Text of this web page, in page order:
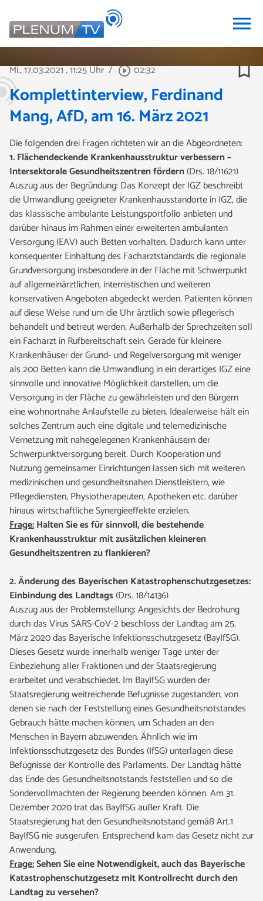
menu
Mi., 17.03.2021, 11:25 Uhr / play_circle_outline02:32 bookmark_border
Komplettinterview, Ferdinand
Mang, AfD, am 16. März 2021
Die folgenden drei Fragen richteten wir an die Abgeordneten:
1. Flächendeckende Krankenhausstruktur verbessern –
Intersektorale Gesundheitszentren fördern(Drs. 18/11621)
Auszug aus der Begründung: Das Konzept der IGZ beschreibt
die Umwandlung geeigneter Krankenhausstandorte in IGZ, die
das klassische ambulante Leistungsportfolio anbieten und
darüber hinaus im Rahmen einer erweiterten ambulanten
Versorgung (EAV) auch Betten vorhalten. Dadurch kann unter
konsequenter Einhaltung des Facharztstandards die regionale
Grundversorgung insbesondere in der Fläche mit Schwerpunkt
auf allgemeinärztlichen, internistischen und weiteren
konservativen Angeboten abgedeckt werden. Patienten können
auf diese Weise rund um die Uhr ärztlich sowie pflegerisch
behandelt und betreut werden. Außerhalb der Sprechzeiten soll
ein Facharzt in Rufbereitschaft sein. Gerade für kleinere
Krankenhäuser der Grund- und Regelversorgung mit weniger
als 200 Betten kann die Umwandlung in ein derartiges IGZ eine
sinnvolle und innovative Möglichkeit darstellen, um die
Versorgung in der Fläche zu gewährleisten und den Bürgern
eine wohnortnahe Anlaufstelle zu bieten. Idealerweise hält ein
solches Zentrum auch eine digitale und telemedizinische
Vernetzung mit nahegelegenen Krankenhäusern der
Schwerpunktversorgung bereit. Durch Kooperation und
Nutzung gemeinsamer Einrichtungen lassen sich mit weiteren
medizinischen und gesundheitsnahen Dienstleistern, wie
Pflegediensten, Physiotherapeuten, Apotheken etc. darüber
hinaus wirtschaftliche Synergieeffekte erzielen.
Frage:Halten Sie es für sinnvoll, die bestehende
Krankenhausstruktur mit zusätzlichen kleineren
Gesundheitszentren zu flankieren?
2. Änderung des Bayerischen Katastrophenschutzgesetzes:
Einbindung des Landtags(Drs. 18/14136)
Auszug aus der Problemstellung: Angesichts der Bedrohung
durch das Virus SARS-CoV-2 beschloss der Landtag am 25.
März 2020 das Bayerische Infektionsschutzgesetz (BayIfSG).
Dieses Gesetz wurde innerhalb weniger Tage unter der
Einbeziehung aller Fraktionen und der Staatsregierung
erarbeitet und verabschiedet. Im BayIfSG wurden der
Staatsregierung weitreichende Befugnisse zugestanden, von
denen sie nach der Feststellung eines Gesundheitsnotstandes
Gebrauch hätte machen können, um Schaden an den
Menschen in Bayern abzuwenden. Ähnlich wie im
Infektionsschutzgesetz des Bundes (IfSG) unterlagen diese
Befugnisse der Kontrolle des Parlaments. Der Landtag hätte
das Ende des Gesundheitsnotstands feststellen und so die
Sondervollmachten der Regierung beenden können. Am 31.
Dezember 2020 trat das BayIfSG außer Kraft. Die
Staatsregierung hat den Gesundheitsnotstand gemäß Art.1
BayIfSG nie ausgerufen. Entsprechend kam das Gesetz nicht zur
Anwendung.
Frage:Sehen Sie eine Notwendigkeit, auch das Bayerische
Katastrophenschutzgesetz mit Kontrollrecht durch den
Landtag zu versehen?